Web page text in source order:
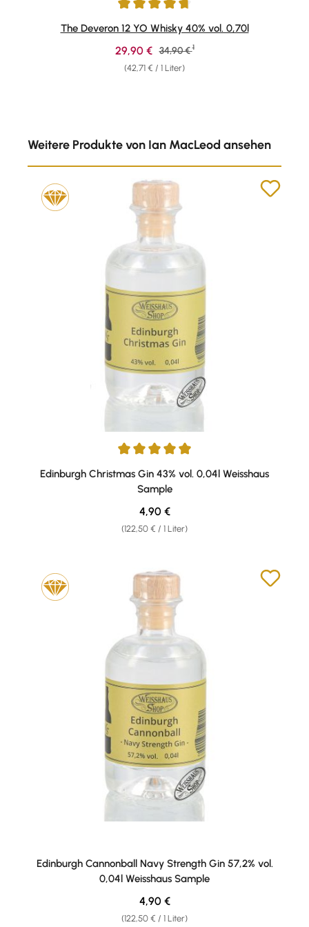
Durchschnittliche Bewertung von 4.86 von 5 Sternen
The Deveron 12 YO Whisky 40% vol. 0,70l
(42,71 € / 1 Liter)
Verkaufspreis:
29,90 € Regulärer Preis:
34,90 € 1
Weitere Produkte von Ian MacLeod ansehen
Durchschnittliche Bewertung von 5 von 5 Sternen
Edinburgh Christmas Gin 43% vol. 0,04l Weisshaus
Sample
(122,50 € / 1 Liter)
Regulärer Preis:
4,90 €
Edinburgh Cannonball Navy Strength Gin 57,2% vol.
0,04l Weisshaus Sample
(122,50 € / 1 Liter)
Regulärer Preis:
4,90 €